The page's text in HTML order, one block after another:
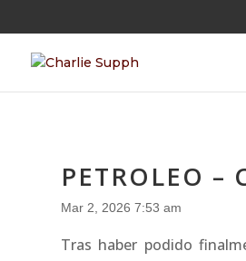
PETROLEO –
Mar 2, 2026 7:53 am
Tras haber podido